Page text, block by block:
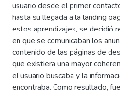
usuario desde el primer contacto
hasta su llegada a la landing
estos aprendizajes, se decidió
en que se comunicaban los
contenido de las páginas de
que existiera una mayor
el usuario buscaba y la
encontraba. Como resultado, fue